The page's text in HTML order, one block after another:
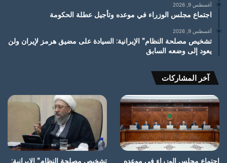
أغسطس 9, 2026
اجتماع مجلس الوزراء في موعده وتأجيل عطلة الحكومة
أغسطس 9, 2026
تشخيص مصلحة النظام” الإيرانية: السيادة على مضيق هرمز لإيران ولن
يعود إلى وضعه السابق
آخر المشاركات